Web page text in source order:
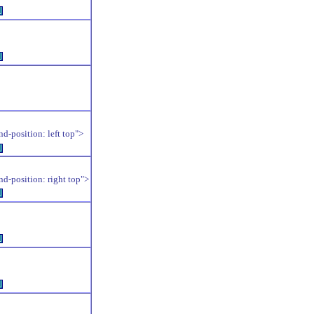
position: left top">
position: right top">